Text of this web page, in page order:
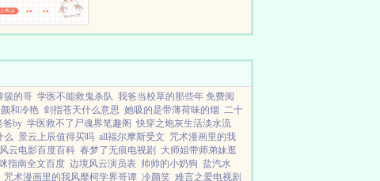
至于back，老板大手一挥...
簇的哥 学医不能救鬼杀队 我爸当校草的那些年 免费阅
和冷艳 剑指苍天什么意思 她吸的是带薄荷味的烟 二十
爸by 学医救不了尸魂界笔趣阁 快穿之炮灰生活淡水流
么 景云上辰值得买吗 all福尔摩斯受文 咒术漫画里的我
云电影百度百科 春梦了无痕电视剧
大师姐带师弟妹逛
指南全文百度 边境风云演员表 帅帅的小奶狗 盐汽水
咒术漫画里的我风靡柯学界哥谭 冷颜笑 难言之爱电视剧